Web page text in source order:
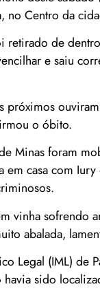
no Centro da
de
e saiu
o óbito.
Minas foram
casa com
vinha sofrendo
abalada,
Legal (IML) de
sido